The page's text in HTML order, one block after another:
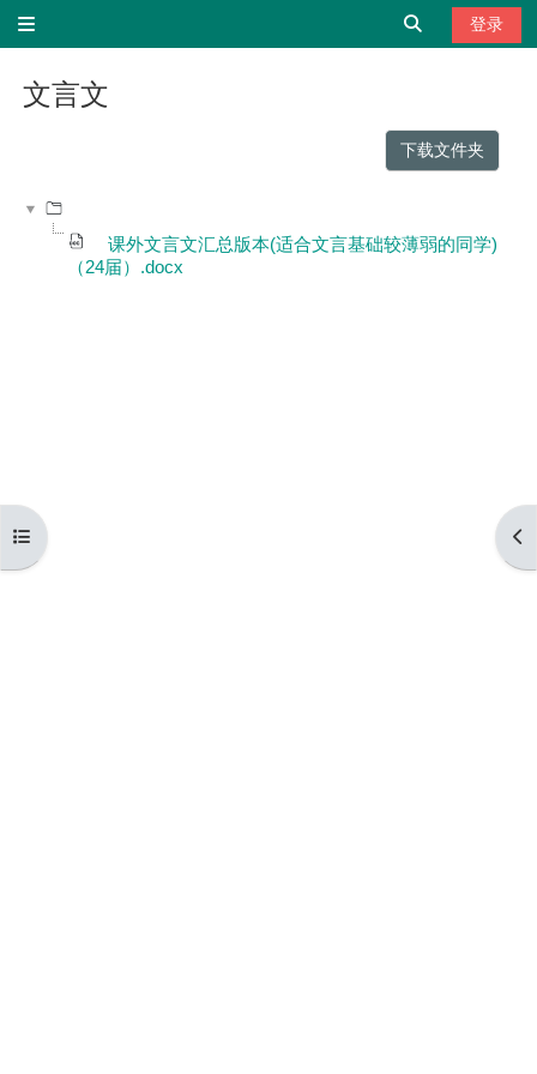
切换搜索输入
登录
打开课程索引 打
文言文
下载文件夹
课外文言文汇总版本(适合文言基础较薄弱的同学)
（24届）.docx